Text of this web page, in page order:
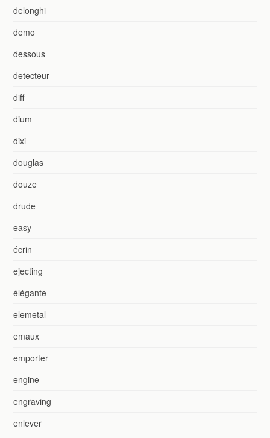
delonghi
demo
dessous
detecteur
diff
dium
dixi
douglas
douze
drude
easy
écrin
ejecting
élégante
elemetal
emaux
emporter
engine
engraving
enlever